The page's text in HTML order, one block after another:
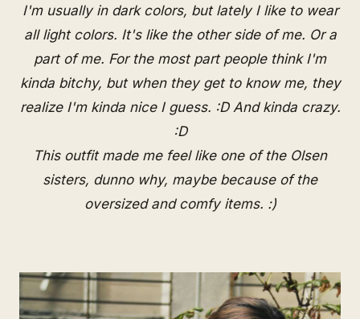
I'm usually in dark colors, but lately I like to wear
all light colors. It's like the other side of me. Or a
part of me. For the most part people think I'm
kinda bitchy, but when they get to know me, they
realize I'm kinda nice I guess. :D And kinda crazy.
:D
This outfit made me feel like one of the Olsen
sisters, dunno why, maybe because of the
oversized and comfy items. :)